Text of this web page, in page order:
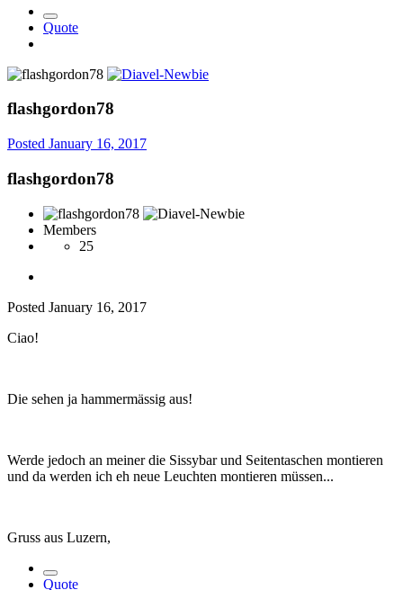
Quote
flashgordon78
Posted January 16, 2017
flashgordon78
Members
25
Posted January 16, 2017
Ciao!
Die sehen ja hammermässig aus!
Werde jedoch an meiner die Sissybar und Seitentaschen montieren
und da werden ich eh neue Leuchten montieren müssen...
Gruss aus Luzern,
Quote